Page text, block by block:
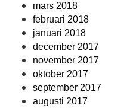
mars 2018
februari 2018
januari 2018
december 2017
november 2017
oktober 2017
september 2017
augusti 2017